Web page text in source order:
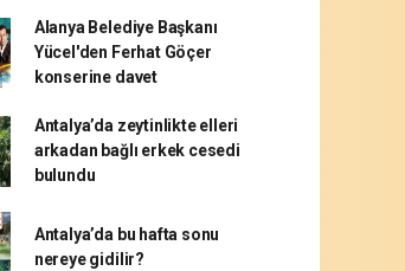
Alanya Belediye Başkanı
Yücel'den Ferhat Göçer
konserine davet
Antalya’da zeytinlikte elleri
arkadan bağlı erkek cesedi
bulundu
Antalya’da bu hafta sonu
nereye gidilir?